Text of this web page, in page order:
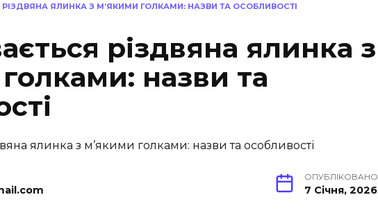
ЯЛИНКА З М’ЯКИМИ ГОЛКАМИ: НАЗВИ ТА ОСОБЛИВОСТІ
різдвяна ялинка з
назви та
ОПУБЛІКОВАНО
7 Січня, 2026